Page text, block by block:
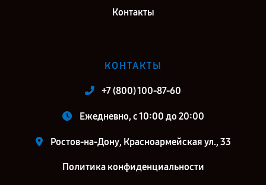
Контакты
КОНТАКТЫ
+7 (800) 100-87-60
Ежедневно, с 10:00 до 20:00
Ростов-на-Дону, Красноармейская ул., 33
Политика конфиденциальности